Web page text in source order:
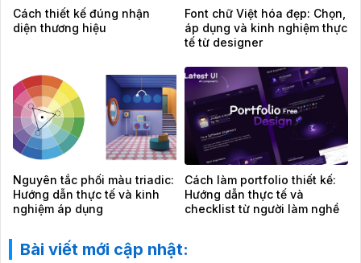
Cách thiết kế đúng nhận
diện thương hiệu
Font chữ Việt hóa đẹp: Chọn,
áp dụng và kinh nghiệm thực
tế từ designer
Nguyên tắc phối màu triadic:
Hướng dẫn thực tế và kinh
nghiệm áp dụng
Cách làm portfolio thiết kế:
Hướng dẫn thực tế và
checklist từ người làm nghề
Bài viết mới cập nhật: